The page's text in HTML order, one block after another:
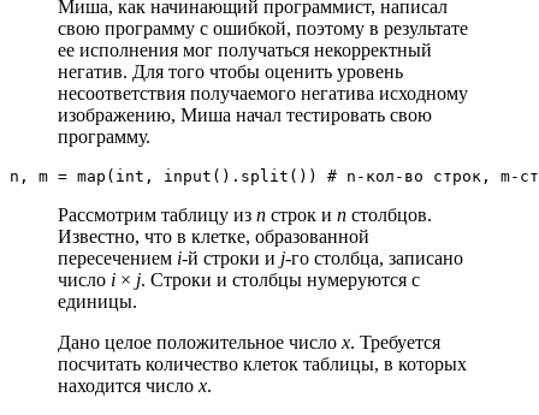
Миша, как начинающий программист, написал
свою программу с ошибкой, поэтому в результате
ее исполнения мог получаться некорректный
негатив. Для того чтобы оценить уровень
несоответствия получаемого негатива исходному
изображению, Миша начал тестировать свою
программу.
n, m = map(int, input().split()) # n-кол-во строк, m-
Рассмотрим таблицу из n строк и n столбцов.
Известно, что в клетке, образованной
пересечением i-й строки и j-го столбца, записано
число i × j. Строки и столбцы нумеруются с
единицы.
Дано целое положительное число x. Требуется
посчитать количество клеток таблицы, в которых
находится число x.